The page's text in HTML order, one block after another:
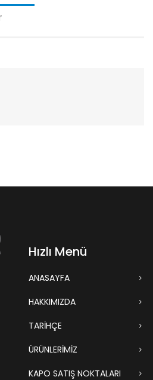
Hızlı Menü
ANASAYFA
HAKKIMIZDA
TARIHÇE
ÜRÜNLERİMİZ
KAPO SATIŞ NOKTALARI